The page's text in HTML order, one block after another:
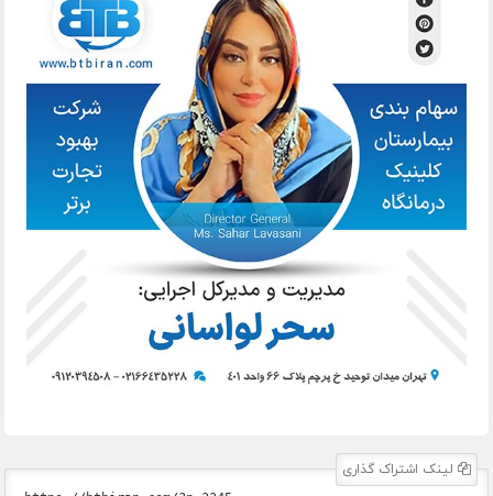
لینک اشتراک گذاری